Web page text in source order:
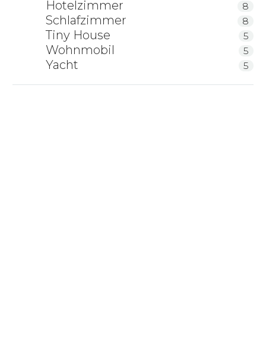
Hotelzimmer 8
Schlafzimmer 8
Tiny House 5
Wohnmobil 5
Yacht 5